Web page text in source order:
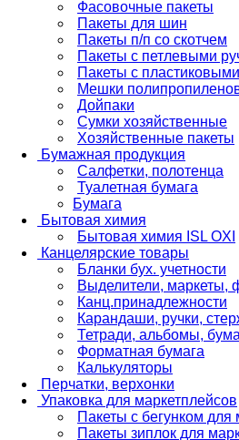
Фасовочные пакеты
Пакеты для шин
Пакеты п/п со скотчем
Пакеты с петлевыми
Пакеты с
Мешки
Дойпаки
Сумки хозяйственные
Хозяйственные пакеты
Бумажная продукция
Салфетки, полотенца
Туалетная бумага
Бумага
Бытовая химия
Бытовая химия ISL OXI
Канцелярские товары
Бланки бух. учетности
Выделители, маркеты,
Канц.принадлежности
Карандаши, ручки,
Тетради, альбомы,
Форматная бумага
Калькуляторы
Перчатки, верхонки
Упаковка для маркетплейсов
Пакеты с бегунком для
Пакеты зиплок для